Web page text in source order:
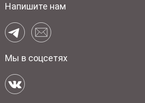
Напишите нам
Мы в соцсетях